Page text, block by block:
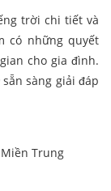
trời chi tiết và
có những quyết
cho gia đình.
sàng giải đáp
Miền Trung